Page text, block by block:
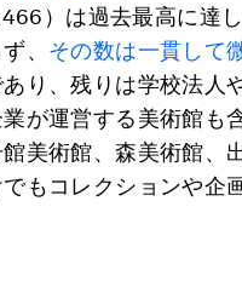
）は過去最高に達
、 その数は一貫して
り、残りは学校法人
が運営する美術館も
美術館、森美術館、
もコレクションや企